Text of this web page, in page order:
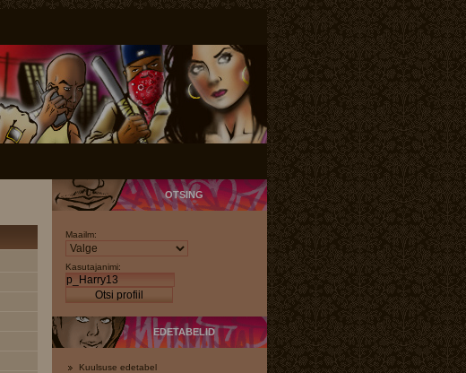
OTSING
Maailm:
Kasutajanimi:
Otsi profiil
EDETABELID
Kuulsuse edetabel